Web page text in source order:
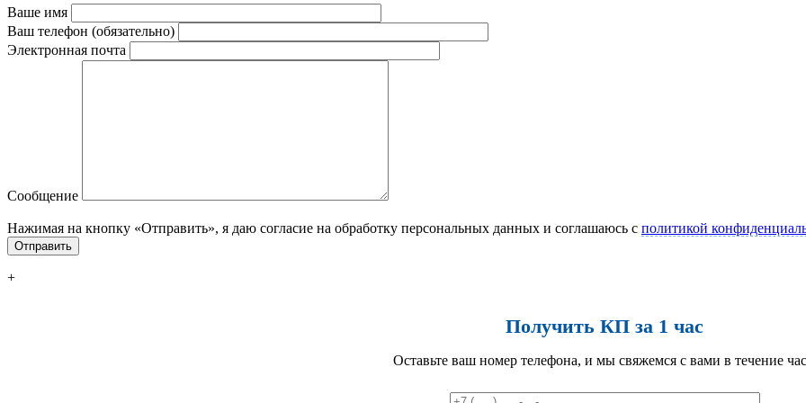
Ваше имя
Ваш телефон (обязательно)
Электронная почта
Сообщение
Нажимая на кнопку «Отправить», я даю согласие на обработку персональных данных и соглашаюсь c политикой
+
Получить КП за 1 час
Оставьте ваш номер телефона, и мы свяжемся с вами в течение